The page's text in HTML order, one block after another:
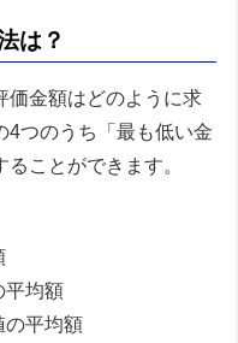
は？
価金額はどのように求
4つのうち「最も低い金
ことができます。
平均額
の平均額